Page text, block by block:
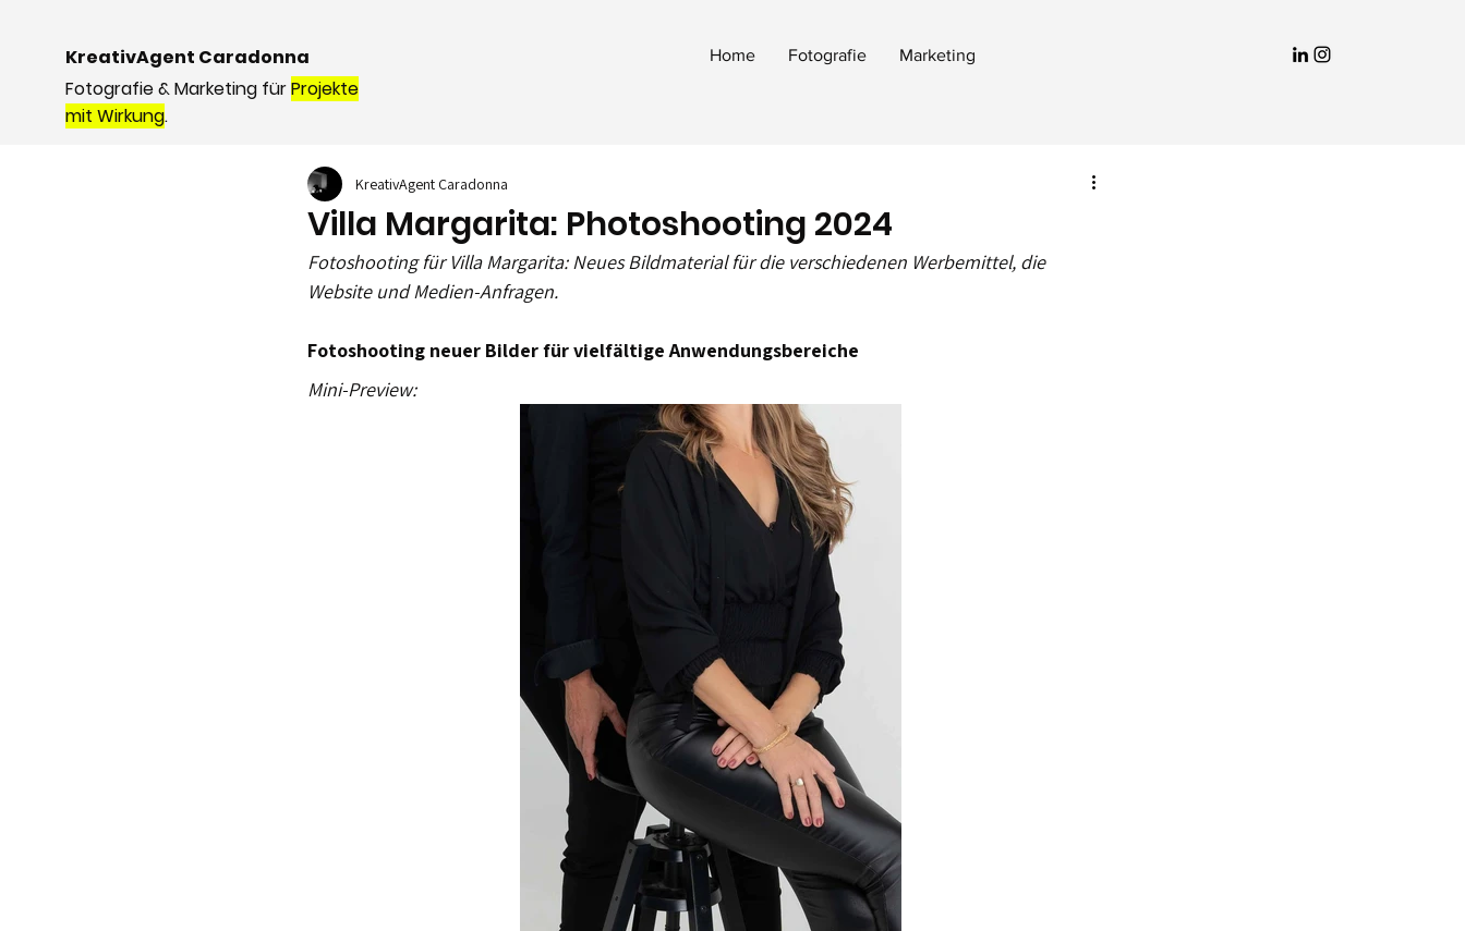
KreativAgent Caradonna
Fotografie & Marketing fürProjekte
mit Wirkung.
Home Fotografie Marketing
Villa Margarita: Photoshooting 2024
KreativAgent Caradonna
Fotoshooting für Villa Margarita: Neues Bildmaterial für die verschiedenen Werbemittel, die
Website und Medien-Anfragen.
Fotoshooting neuer Bilder für vielfältige Anwendungsbereiche
Mini-Preview: